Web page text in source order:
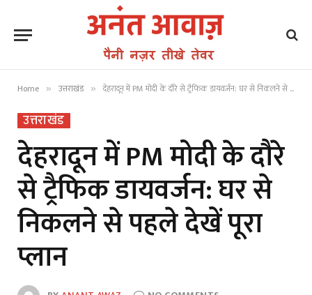
Home » उत्तराखंड » देहरादून में PM मोदी के दौरे से ट्रैफिक डायवर्जन: घर से निकलने से पहले देखें पूरा प्लान
उत्तराखंड
देहरादून में PM मोदी के दौरे
से ट्रैफिक डायवर्जन: घर से
निकलने से पहले देखें पूरा
प्लान